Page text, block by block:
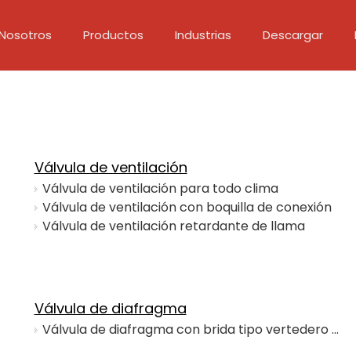
Productos Industrias Descargar
Válvula de ventilación
Válvula de ventilación para todo clima
Válvula de ventilación con boquilla de conexión
Válvula de ventilación retardante de llama
Válvula de diafragma
Válvula de diafragma con brida tipo vertedero DN15-DN350 con revestimiento resistente a la corrosión